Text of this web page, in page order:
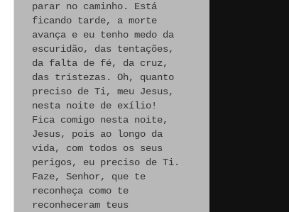
parar no caminho. Está
ficando tarde, a morte
avança e eu tenho medo da
escuridão, das tentações,
da falta de fé, da cruz,
das tristezas. Oh, quanto
preciso de Ti, meu Jesus,
nesta noite de exílio!
Fica comigo nesta noite,
Jesus, pois ao longo da
vida, com todos os seus
perigos, eu preciso de Ti.
Faze, Senhor, que te
reconheça como te
reconheceram teus